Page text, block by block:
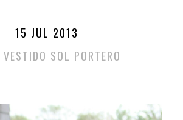
15 JUL 2013
SOL PORTERO